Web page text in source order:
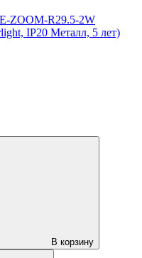
ZOOM-R29.5-2W
IP20 Металл, 5 лет)
В корзину